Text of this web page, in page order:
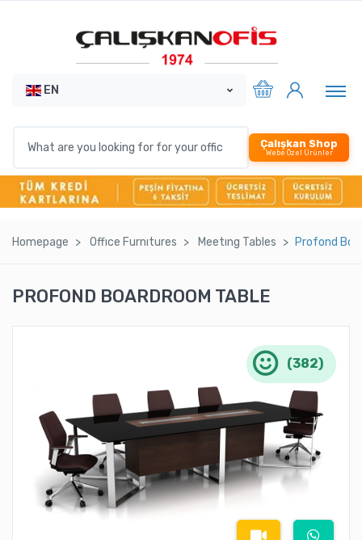
EN
Çalışkan Shop
Webe Özel Ürünler
Homepage Offıce Furnıtures Meetıng Tables Profond
PROFOND BOARDROOM TABLE
(382)